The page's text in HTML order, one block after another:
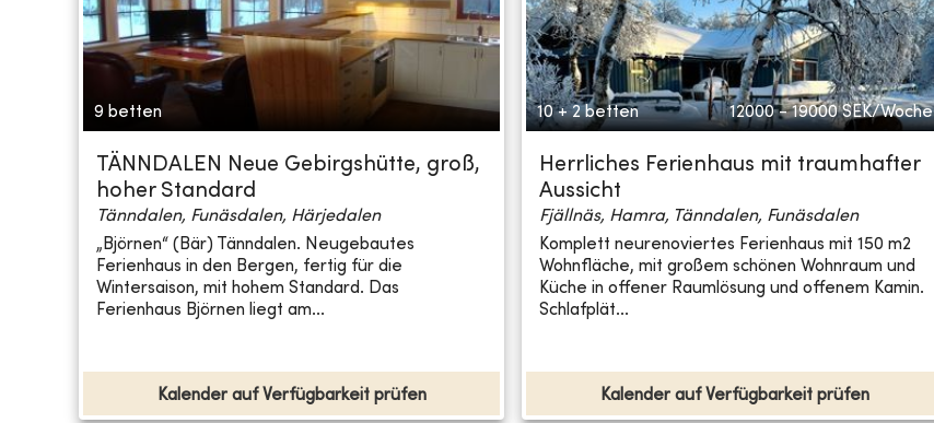
9 betten
TÄNNDALEN Neue Gebirgshütte, groß,
hoher Standard
Tänndalen, Funäsdalen, Härjedalen
„Björnen“ (Bär) Tänndalen. Neugebautes
Ferienhaus in den Bergen, fertig für die
Wintersaison, mit hohem Standard. Das
Ferienhaus Björnen liegt am...
Kalender auf Verfügbarkeit prüfen
10 + 2 betten 12000 - 19000 SEK/Woche
Herrliches Ferienhaus mit traumhafter
Aussicht
Fjällnäs, Hamra, Tänndalen, Funäsdalen
Komplett neurenoviertes Ferienhaus mit 150 m2
Wohnfläche, mit großem schönen Wohnraum und
Küche in offener Raumlösung und offenem Kamin.
Schlafplät...
Kalender auf Verfügbarkeit prüfen